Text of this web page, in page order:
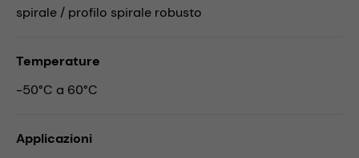
spirale / profilo spirale robusto
Temperature
-50°C a 60°C
Applicazioni